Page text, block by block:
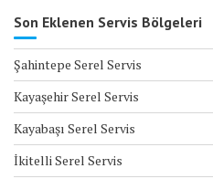
Son Eklenen Servis Bölgeleri
Şahintepe Serel Servis
Kayaşehir Serel Servis
Kayabaşı Serel Servis
İkitelli Serel Servis